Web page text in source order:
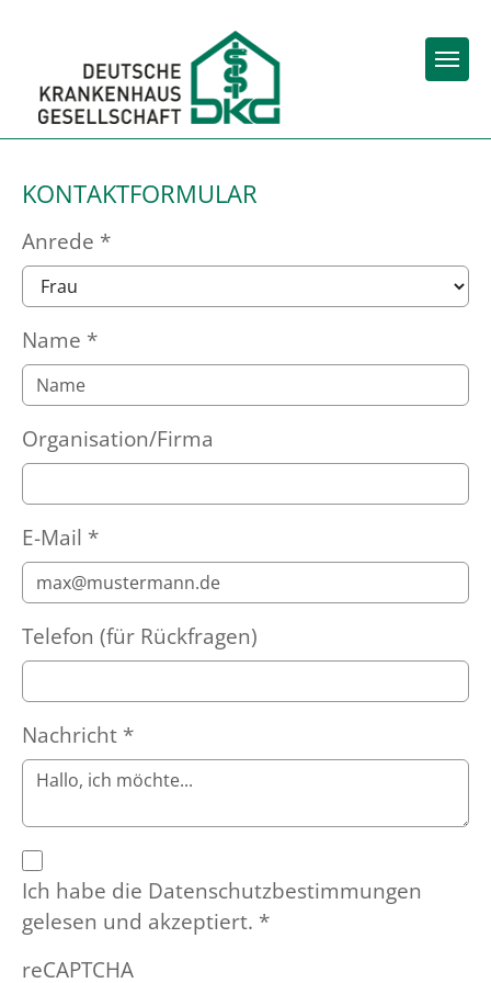
KONTAKTFORMULAR
Anrede *
Name *
Organisation/Firma
E-Mail *
Telefon (für Rückfragen)
Nachricht *
Ich habe die Datenschutzbestimmungen
gelesen und akzeptiert. *
reCAPTCHA